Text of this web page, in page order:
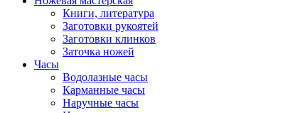
Книги, литература
Заготовки рукоятей
Заготовки клинков
Заточка ножей
Часы
Водолазные часы
Карманные часы
Наручные часы